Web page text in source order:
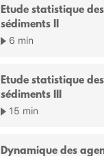
Etude statistique des
sédiments II
6 min
Etude statistique des
sédiments III
15 min
Dynamique des